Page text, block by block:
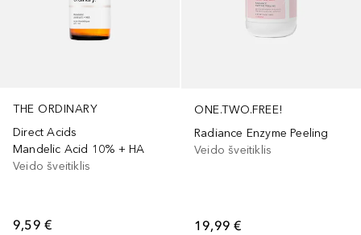
THE ORDINARY
Direct Acids
Mandelic Acid 10% + HA
Veido šveitiklis
9,59 €
ONE.TWO.FREE!
Radiance Enzyme Peeling
Veido šveitiklis
19,99 €